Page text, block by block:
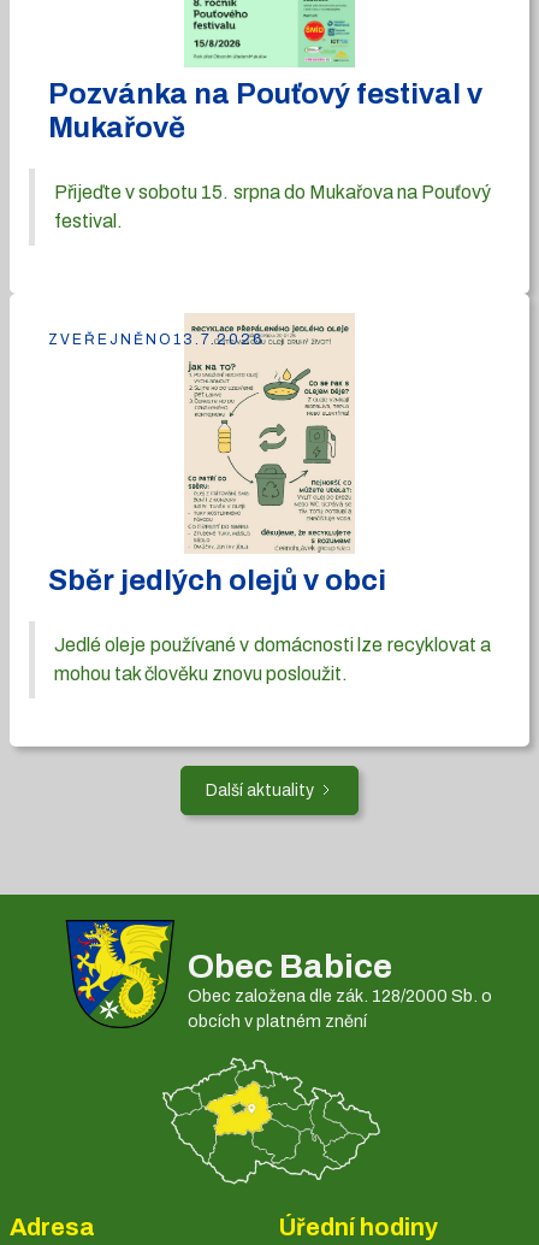
Pozvánka na Pouťový festival v
Mukařově
Přijeďte v sobotu 15. srpna do Mukařova na Pouťový
festival.
Sběr jedlých olejů v obci
Jedlé oleje používané v domácnosti lze recyklovat a
mohou tak člověku znovu posloužit.
ZVEŘEJNĚNO 13.7.2026
Další aktuality
Obec Babice
Obec založena dle zák. 128/2000 Sb. o
obcích v platném znění
Adresa Úřední hodiny